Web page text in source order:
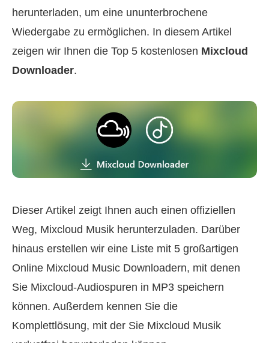
herunterladen, um eine ununterbrochene
Wiedergabe zu ermöglichen. In diesem Artikel
zeigen wir Ihnen die Top 5 kostenlosen Mixcloud
Downloader.
Dieser Artikel zeigt Ihnen auch einen offiziellen
Weg, Mixcloud Musik herunterzuladen. Darüber
hinaus erstellen wir eine Liste mit 5 großartigen
Online Mixcloud Music Downloadern, mit denen
Sie Mixcloud-Audiospuren in MP3 speichern
können. Außerdem kennen Sie die
Komplettlösung, mit der Sie Mixcloud Musik